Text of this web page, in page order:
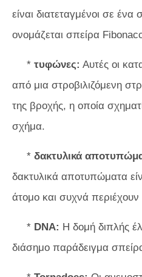
είναι διατεταγμένοι σε ένα
ονομάζεται σπείρα
* τυφώνες: Αυτές οι
από μια στροβιλιζόμενη
της βροχής, η οποία
σχήμα.
* δακτυλικά
δακτυλικά αποτυπώματα
άτομο και συχνά περιέχουν
* DNA: Η δομή διπλής
διάσημο παράδειγμα